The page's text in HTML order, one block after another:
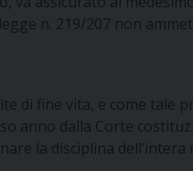
n. 219/207 non
di fine vita, e come tale
anno dalla Corte
la disciplina dell’intera